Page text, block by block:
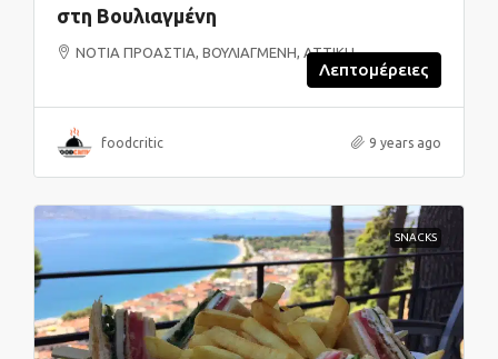
στη Βουλιαγμένη
ΝΟΤΙΑ ΠΡΟΑΣΤΙΑ, ΒΟΥΛΙΑΓΜΕΝΗ, ΑΤΤΙΚΗ
Λεπτομέρειες
foodcritic 9 years ago
SNACKS